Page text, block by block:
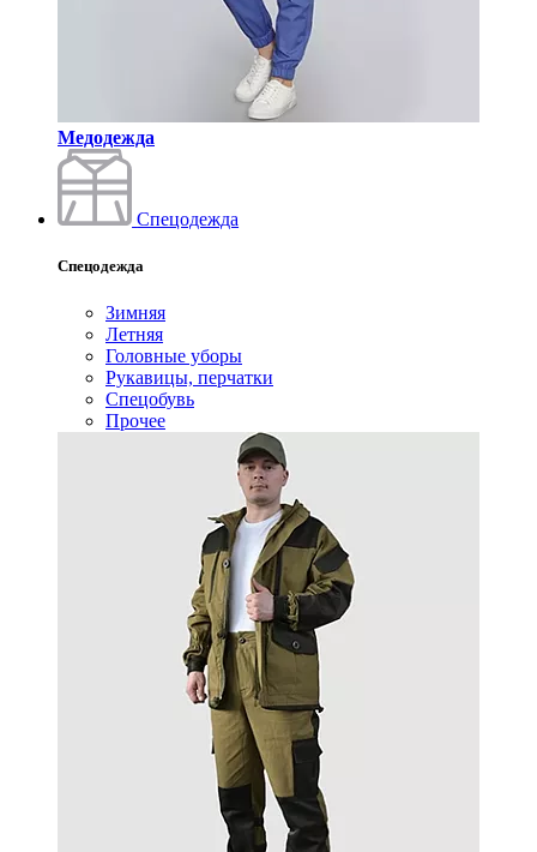
Медодежда
Спецодежда
Спецодежда
Зимняя
Летняя
Головные уборы
Рукавицы, перчатки
Спецобувь
Прочее